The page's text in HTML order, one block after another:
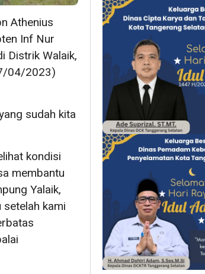
Athenius
Inf Nur
Distrik Walaik,
04/2023)
sudah kita
kondisi
membantu
Yalaik,
kami